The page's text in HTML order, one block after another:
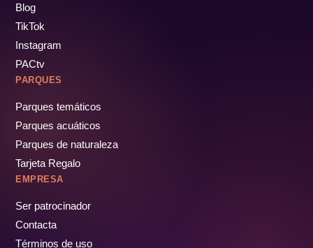
Blog
TikTok
Instagram
PACtv
PARQUES
Parques temáticos
Parques acuáticos
Parques de naturaleza
Tarjeta Regalo
EMPRESA
Ser patrocinador
Contacta
Términos de uso